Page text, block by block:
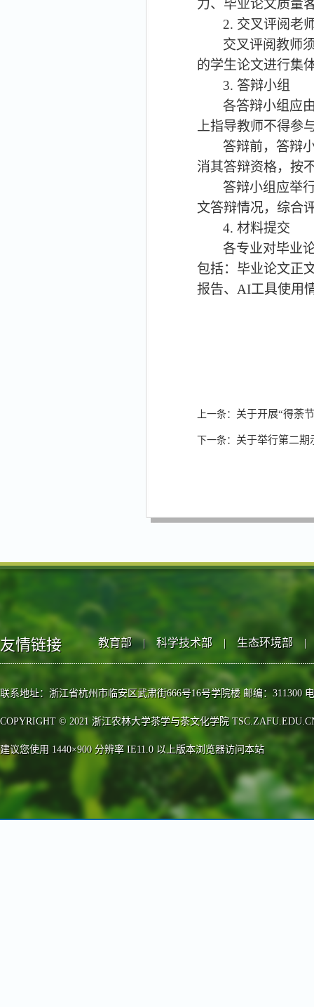
力、毕业论文质量
2. 交叉评阅老
交叉评阅教师
的学生论文进行集
3. 答辩小组
各答辩小组应
上指导教师不得参
答辩前，答辩
消其答辩资格，按
答辩小组应举
文答辩情况，综合
4. 材料提交
各专业对毕业
包括：毕业论文正
报告、 AI工具使用
上一条： 关于开展“得荼
下一条： 关于举行第二期
友情链接 教育部 | 科学技术部 | 生态环境部 |
联系地址：浙江省杭州市临安区武肃街666号16号学院楼 邮编：311300
COPYRIGHT © 2021 浙江农林大学茶学与茶文化学院
建议您使用 1440×900 分辨率 IE11.0 以上版本浏览器访问本站